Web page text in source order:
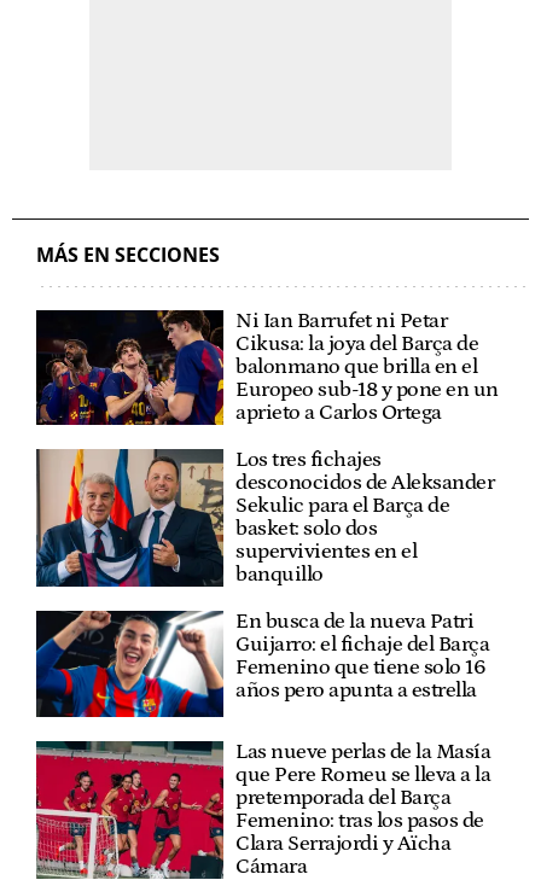
MÁS EN SECCIONES
Ni Ian Barrufet ni Petar
Cikusa: la joya del Barça de
balonmano que brilla en el
Europeo sub-18 y pone en un
aprieto a Carlos Ortega
Los tres fichajes
desconocidos de Aleksander
Sekulic para el Barça de
basket: solo dos
supervivientes en el
banquillo
En busca de la nueva Patri
Guijarro: el fichaje del Barça
Femenino que tiene solo 16
años pero apunta a estrella
Las nueve perlas de la Masía
que Pere Romeu se lleva a la
pretemporada del Barça
Femenino: tras los pasos de
Clara Serrajordi y Aïcha
Cámara